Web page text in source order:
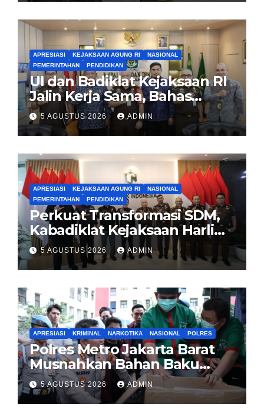
APRESIASI KEJAKSAAN AGUNG RI
NASIONAL
PEMERINTAHAN
PENDIDIKAN
UI dan Badiklat Kejaksaan RI
Jalin Kerja Sama, Bahas
Pembentukan Pusat Studi
Kajian Kejaksaan
5 AGUSTUS 2026 ADMIN
APRESIASI KEJAKSAAN AGUNG RI
NASIONAL
PEMERINTAHAN
PENDIDIKAN
Perkuat Transformasi SDM,
Kabadiklat Kejaksaan Harli
Siregar Jalin Sinergi dengan
LAN RI
5 AGUSTUS 2026 ADMIN
APRESIASI KRIMINAL NARKOTIKA NASIONAL POLRES
Polres Metro Jakarta Barat
Musnahkan Bahan Baku
Narkotika 1,1 Ton
Carisoprodol, Selamatkan 3,5
5 AGUSTUS 2026 ADMIN